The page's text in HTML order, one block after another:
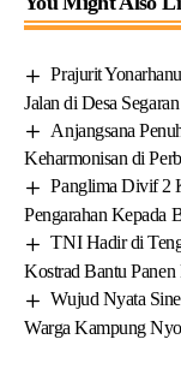
Prajurit
Jalan di Desa
Anjangsana
Keharmonisan di
Panglima Divif 2
Pengarahan Kepada
TNI Hadir di
Kostrad Bantu Panen
Wujud Nyata
Warga Kampung